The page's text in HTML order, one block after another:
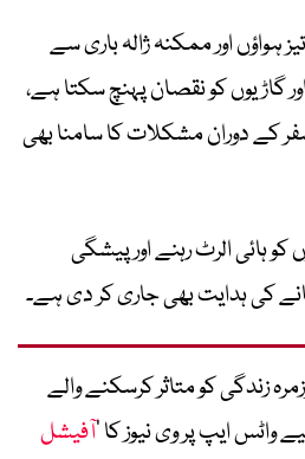
ہواؤں اور ممکنہ ژالہ باری سے
گاڑیوں کو نقصان پہنچ سکتا ہے،
کے دوران مشکلات کا سامنا بھی
ہائی الرٹ رہنے اور پیشگی
کی ہدایت بھی جاری کر دی ہے۔
زندگی کو متاثر کرسکنے والے
ایپ پر وی نیوز کا ’آفیشل